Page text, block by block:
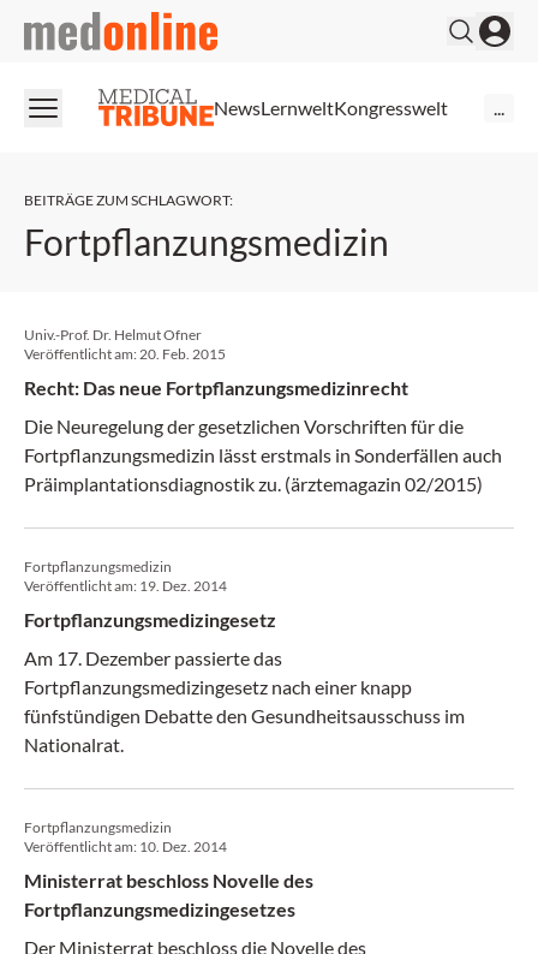
medonline
NewsLernweltKongresswelt
BEITRÄGE ZUM SCHLAGWORT:
Fortpflanzungsmedizin
Univ.-Prof. Dr. Helmut Ofner
Veröffentlicht am:20. Feb. 2015
Recht: Das neue Fortpflanzungsmedizinrecht
Die Neuregelung der gesetzlichen Vorschriften für die
Fortpflanzungsmedizin lässt erstmals in Sonderfällen auch
Präimplantationsdiagnostik zu. (ärztemagazin 02/2015)
Fortpflanzungsmedizin
Veröffentlicht am: 19. Dez. 2014
Fortpflanzungsmedizingesetz
Am 17. Dezember passierte das
Fortpflanzungsmedizingesetz nach einer knapp
fünfstündigen Debatte den Gesundheitsausschuss im
Nationalrat.
Fortpflanzungsmedizin
Veröffentlicht am: 10. Dez. 2014
Ministerrat beschloss Novelle des
Fortpflanzungsmedizingesetzes
Der Ministerrat beschloss die Novelle des